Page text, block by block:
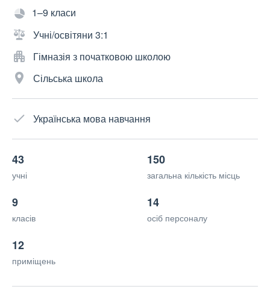
1–9 класи
Учні/освітяни 3:1
Гімназія з початковою школою
Сільська школа
Українська мова навчання
43
учні
150
загальна кількість місць
9
класів
14
осіб персоналу
12
приміщень